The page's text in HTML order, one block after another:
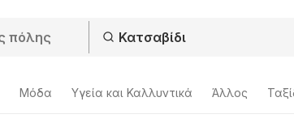
Μόδα Υγεία και Καλλυντικά Άλλος